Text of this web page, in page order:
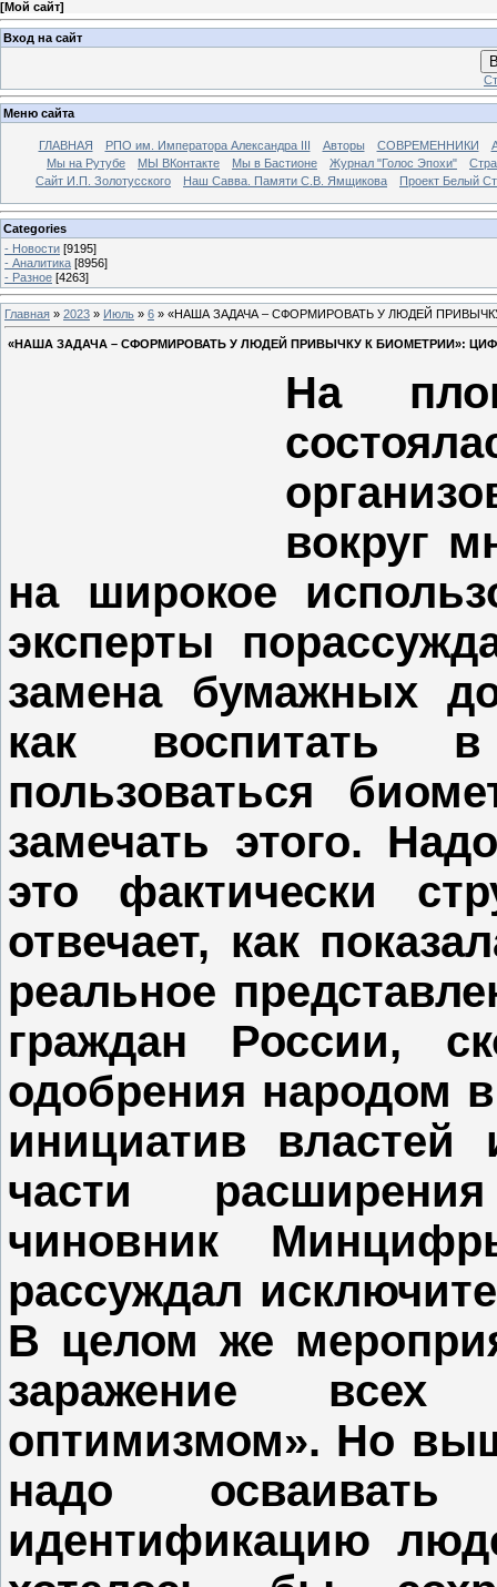
[Мой сайт]
Вход на сайт
Меню сайта
ГЛАВНАЯ РПО им. Императора Александра III Авторы СОВРЕМЕННИКИ
Мы на Рутубе
МЫ ВКонтакте Мы в Бастионе Журнал "Голос Эпохи"
Сайт И.П. Золотусского
Наш Савва. Памяти С.В. Ямщикова Проект Белый
Categories
- Новости [9195]
- Аналитика [8956]
- Разное [4263]
Главная » 2023 » Июль » 6 » «НАША ЗАДАЧА – СФОРМИРОВАТЬ У ЛЮДЕЙ
«НАША ЗАДАЧА – СФОРМИРОВАТЬ У ЛЮДЕЙ ПРИВЫЧКУ К БИОМЕТРИИ»:
На
вокруг
на широкое
эксперты
замена бумажных
как воспитать
пользоваться
замечать этого.
это фактически
отвечает, как
реальное
граждан России,
одобрения народом
инициатив
части
чиновник
рассуждал
В целом же
заражение всех
оптимизмом». Но
надо
идентификацию